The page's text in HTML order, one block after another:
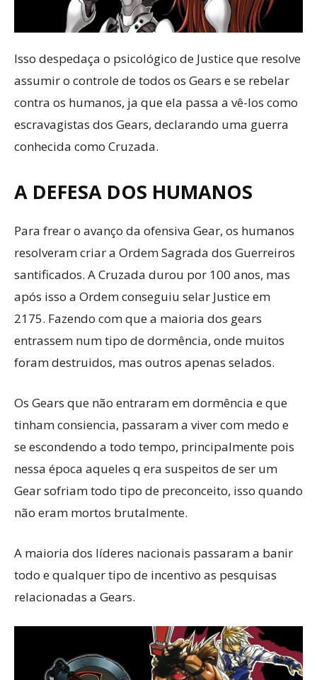
Isso despedaça o psicológico de Justice que resolve
assumir o controle de todos os Gears e se rebelar
contra os humanos, ja que ela passa a vê-los como
escravagistas dos Gears, declarando uma guerra
conhecida como Cruzada.
A DEFESA DOS HUMANOS
Para frear o avanço da ofensiva Gear, os humanos
resolveram criar a Ordem Sagrada dos Guerreiros
santificados. A Cruzada durou por 100 anos, mas
após isso a Ordem conseguiu selar Justice em
2175. Fazendo com que a maioria dos gears
entrassem num tipo de dormência, onde muitos
foram destruidos, mas outros apenas selados.
Os Gears que não entraram em dormência e que
tinham consiencia, passaram a viver com medo e
se escondendo a todo tempo, principalmente pois
nessa época aqueles q era suspeitos de ser um
Gear sofriam todo tipo de preconceito, isso quando
não eram mortos brutalmente.
A maioria dos líderes nacionais passaram a banir
todo e qualquer tipo de incentivo as pesquisas
relacionadas a Gears.